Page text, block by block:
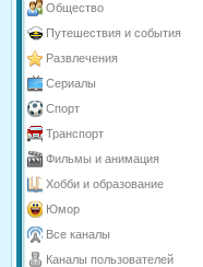
Общество
Путешествия и события
Развлечения
Сериалы
Спорт
Транспорт
Фильмы и анимация
Хобби и образование
Юмор
Все каналы
Каналы пользователей